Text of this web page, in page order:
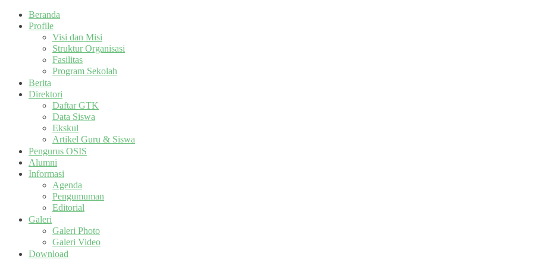
Beranda
Profile
Visi dan Misi
Struktur Organisasi
Fasilitas
Program Sekolah
Berita
Direktori
Daftar GTK
Data Siswa
Ekskul
Artikel Guru & Siswa
Pengurus OSIS
Alumni
Informasi
Agenda
Pengumuman
Editorial
Galeri
Galeri Photo
Galeri Video
Download